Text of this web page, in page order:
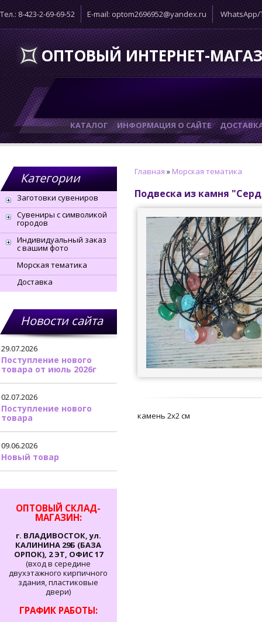
Тел.: 8-423-2-69-69-52 E-mail: optom2696952@yandex.ru WhatsApp/
ОПТОВЫЙ ИНТЕРНЕТ-
КАТАЛОГ ИНФОРМАЦИЯ О САЙТЕ
Категории
Заготовки сувениров
Сувениры с символикой
городов
Индивидуальный заказ
с вашим фото
Морская тематика
Доставка
Новости сайта
29.07.2026
Поступление нового
товара от июль 2026г
02.07.2026
Поступление нового
товара
09.06.2026
Новый товар
ОПТОВЫЙ СКЛАД-
МАГАЗИН:
г. ВЛАДИВОСТОК, ул.
КАЛИНИНА 29Б (БАЗА
ОРПОК), 2 ЭТ, ОФИС 17
(вход в середине
двухэтажного кирпичного
здания, пластиковые
двери)
ГРАФИК РАБОТЫ:
Главная » Морская тематика
Подвеска из камня
камень 2х2 см